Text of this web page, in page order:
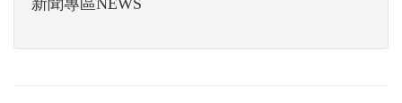
新聞專區NEWS